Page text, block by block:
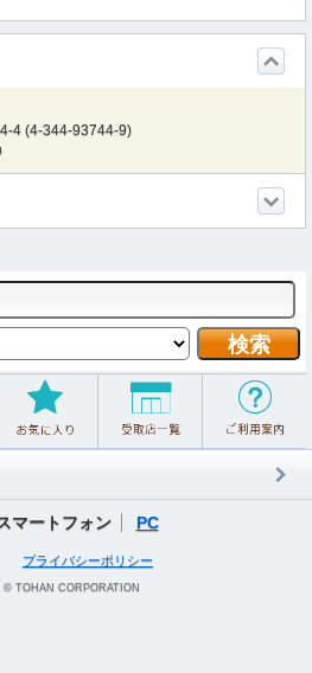
4 (4-344-93744-9)
マートフォン PC
プライバシーポリシー
© TOHAN CORPORATION